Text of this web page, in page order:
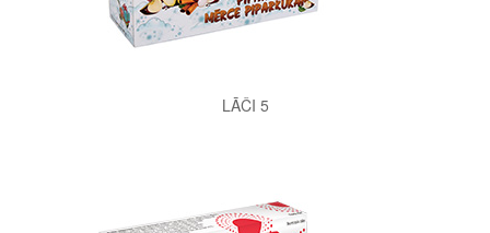
LĀČI 5